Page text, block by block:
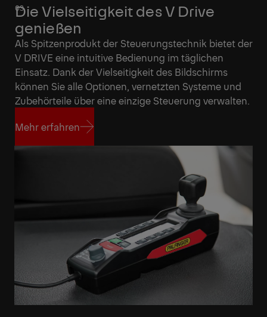
Die Vielseitigkeit des V Drive
genießen
Als Spitzenprodukt der Steuerungstechnik bietet der
V DRIVE eine intuitive Bedienung im täglichen
Einsatz. Dank der Vielseitigkeit des Bildschirms
können Sie alle Optionen, vernetzten Systeme und
Zubehörteile über eine einzige Steuerung verwalten.
Mehr erfahren